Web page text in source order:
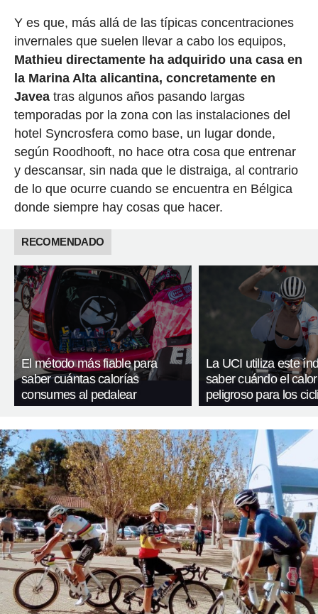
Y es que, más allá de las típicas concentraciones
invernales que suelen llevar a cabo los equipos,
Mathieu directamente ha adquirido una casa en
la Marina Alta alicantina, concretamente en
Javeatras algunos años pasando largas
temporadas por la zona con las instalaciones del
hotel Syncrosfera como base, un lugar donde,
según Roodhooft, no hace otra cosa que entrenar
y descansar, sin nada que le distraiga, al contrario
de lo que ocurre cuando se encuentra en Bélgica
donde siempre hay cosas que hacer.
RECOMENDADO
El método más fiable para
saber cuántas calorías
consumes al pedalear
La UCI utiliza este
saber cuándo el
peligroso para los